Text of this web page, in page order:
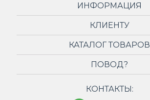
ИНФОРМАЦИЯ
КЛИЕНТУ
КАТАЛОГ ТОВАРОВ
ПОВОД?
КОНТАКТЫ: